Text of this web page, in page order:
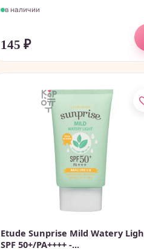
в наличии
145 ₽
Etude Sunprise Mild Watery
SPF 50+/PA++++ -...